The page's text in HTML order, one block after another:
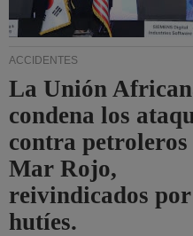
ACCIDENTES
La Unión
condena los
contra petroleros
Mar Rojo,
reivindicados
hutíes.